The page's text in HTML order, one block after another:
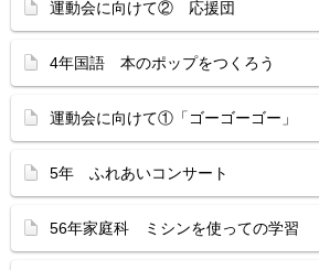
運動会に向けて② 応援団
4年国語 本のポップをつくろう
運動会に向けて①「ゴーゴーゴー」
5年 ふれあいコンサート
56年家庭科 ミシンを使っての学習